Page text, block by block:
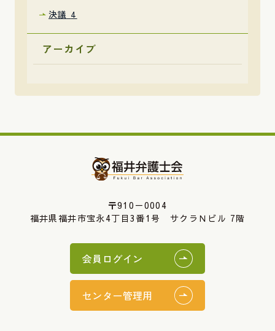
決議 4
アーカイブ
〒910－0004
福井県福井市宝永4丁目3番1号 サクラＮビル 7階
会員ログイン
センター管理用